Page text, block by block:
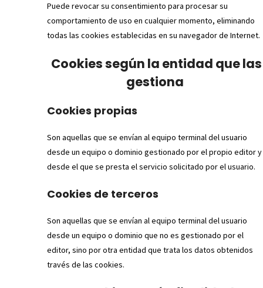
Puede revocar su consentimiento para procesar su
comportamiento de uso en cualquier momento, eliminando
todas las cookies establecidas en su navegador de Internet.
Cookies según la entidad que las
gestiona
Cookies propias
Son aquellas que se envían al equipo terminal del usuario
desde un equipo o dominio gestionado por el propio editor y
desde el que se presta el servicio solicitado por el usuario.
Cookies de terceros
Son aquellas que se envían al equipo terminal del usuario
desde un equipo o dominio que no es gestionado por el
editor, sino por otra entidad que trata los datos obtenidos
través de las cookies.